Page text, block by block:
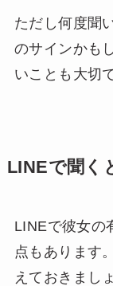
ただし何度聞
のサインかも
いことも大切
LINEで聞く
LINEで彼女の
点もあります
えておきまし